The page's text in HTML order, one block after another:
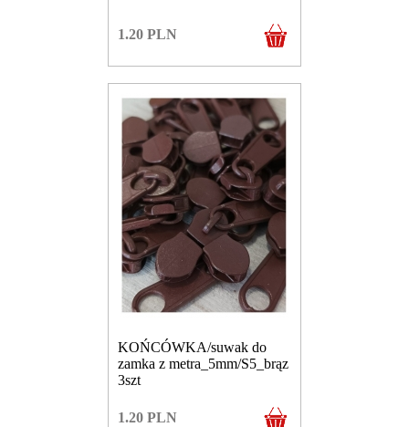
1.20 PLN
KOŃCÓWKA/suwak do
zamka z metra_5mm/S5_brąz
3szt
1.20 PLN